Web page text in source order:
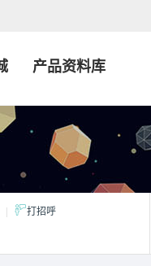
产品资料库
打招呼